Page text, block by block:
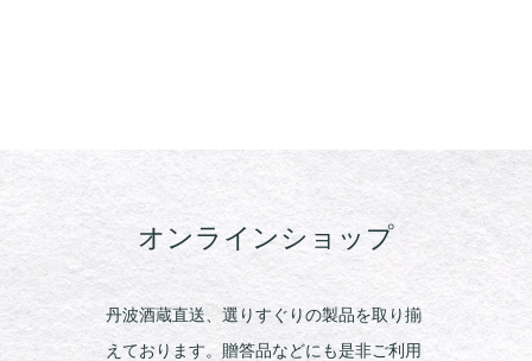
オンラインショップ
丹波酒蔵直送、選りすぐりの製品を取り揃
えております。贈答品などにも是非ご利用